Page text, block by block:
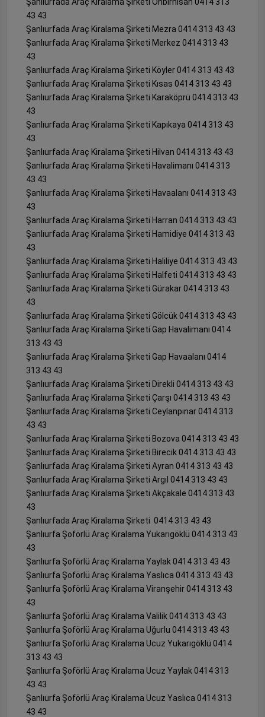
43 43
Şanlıurfada Araç Kiralama Şirketi Mezra 0414 313 43 43
Şanlıurfada Araç Kiralama Şirketi Merkez 0414 313 43
43
Şanlıurfada Araç Kiralama Şirketi Köyler 0414 313 43 43
Şanlıurfada Araç Kiralama Şirketi Kısas 0414 313 43 43
Şanlıurfada Araç Kiralama Şirketi Karaköprü 0414 313 43
43
Şanlıurfada Araç Kiralama Şirketi Kapıkaya 0414 313 43
43
Şanlıurfada Araç Kiralama Şirketi Hilvan 0414 313 43 43
Şanlıurfada Araç Kiralama Şirketi Havalimanı 0414 313
43 43
Şanlıurfada Araç Kiralama Şirketi Havaalanı 0414 313 43
43
Şanlıurfada Araç Kiralama Şirketi Harran 0414 313 43 43
Şanlıurfada Araç Kiralama Şirketi Hamidiye 0414 313 43
43
Şanlıurfada Araç Kiralama Şirketi Haliliye 0414 313 43 43
Şanlıurfada Araç Kiralama Şirketi Halfeti 0414 313 43 43
Şanlıurfada Araç Kiralama Şirketi Gürakar 0414 313 43
43
Şanlıurfada Araç Kiralama Şirketi Gölcük 0414 313 43 43
Şanlıurfada Araç Kiralama Şirketi Gap Havalimanı 0414
313 43 43
Şanlıurfada Araç Kiralama Şirketi Gap Havaalanı 0414
313 43 43
Şanlıurfada Araç Kiralama Şirketi Direkli 0414 313 43 43
Şanlıurfada Araç Kiralama Şirketi Çarşı 0414 313 43 43
Şanlıurfada Araç Kiralama Şirketi Ceylanpınar 0414 313
43 43
Şanlıurfada Araç Kiralama Şirketi Bozova 0414 313 43 43
Şanlıurfada Araç Kiralama Şirketi Birecik 0414 313 43 43
Şanlıurfada Araç Kiralama Şirketi Ayran 0414 313 43 43
Şanlıurfada Araç Kiralama Şirketi Argıl 0414 313 43 43
Şanlıurfada Araç Kiralama Şirketi Akçakale 0414 313 43
43
Şanlıurfada Araç Kiralama Şirketi 0414 313 43 43
Şanlıurfa Şoförlü Araç Kiralama Yukarıgöklü 0414 313 43
43
Şanlıurfa Şoförlü Araç Kiralama Yaylak 0414 313 43 43
Şanlıurfa Şoförlü Araç Kiralama Yaslıca 0414 313 43 43
Şanlıurfa Şoförlü Araç Kiralama Viranşehir 0414 313 43
43
Şanlıurfa Şoförlü Araç Kiralama Valilik 0414 313 43 43
Şanlıurfa Şoförlü Araç Kiralama Uğurlu 0414 313 43 43
Şanlıurfa Şoförlü Araç Kiralama Ucuz Yukarıgöklü 0414
313 43 43
Şanlıurfa Şoförlü Araç Kiralama Ucuz Yaylak 0414 313
43 43
Şanlıurfa Şoförlü Araç Kiralama Ucuz Yaslıca 0414 313
43 43